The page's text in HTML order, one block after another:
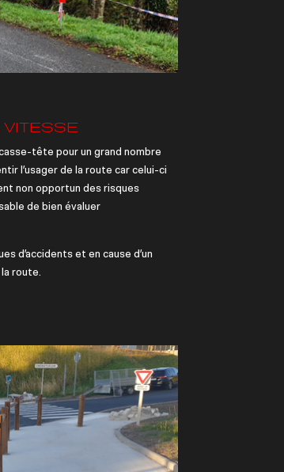
VITESSE
tête pour un grand nombre
l’usager de la route car celui-ci
non opportun des risques
de bien évaluer
d’accidents et en cause d’un
route.